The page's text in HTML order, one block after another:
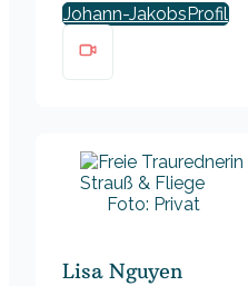
Johann-Jakobs
Foto: Privat
Lisa Nguyen